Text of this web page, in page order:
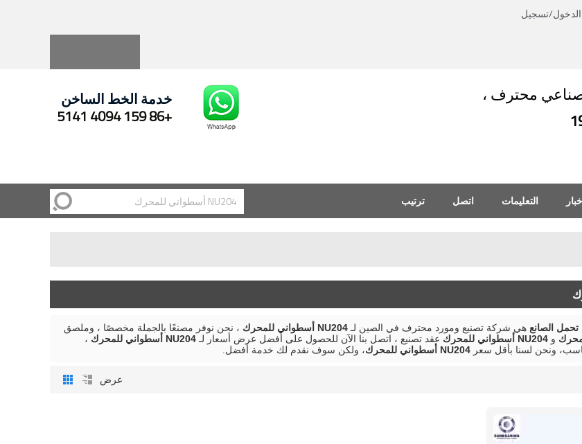
/تسجيل
محترف ،
خدمة الخط الساخن
+86 159 4094 5141
التعليمات اتصل ترتيب
هي شركة تصنيع ومورد محترف في الصين لـ NU204 أسطواني للمحرك
، نحن نوفر مصنعًا بالجملة مخصصًا ، وملصق
و NU204 أسطواني للمحرك عقد تصنيع ، اتصل بنا الآن للحصول على أفضل عرض أسعار لـ NU204 أسطواني للمحرك
،
ونحن لسنا بأقل سعر NU204 أسطواني للمحرك ، ولكن سوف نقدم لك خدمة أفضل.
عرض